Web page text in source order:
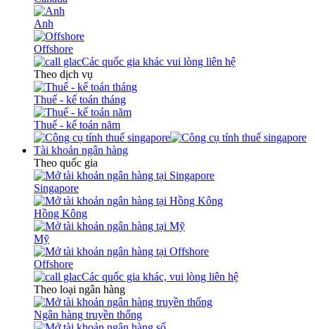
Anh
Offshore
Các quốc gia khác vui lòng liên hệ
Theo dịch vụ
Thuế - kế toán tháng
Thuế - kế toán năm
Tài khoản ngân hàng
Theo quốc gia
Singapore
Hồng Kông
Mỹ
Offshore
Các quốc gia khác, vui lòng liên hệ
Theo loại ngân hàng
Ngân hàng truyền thống